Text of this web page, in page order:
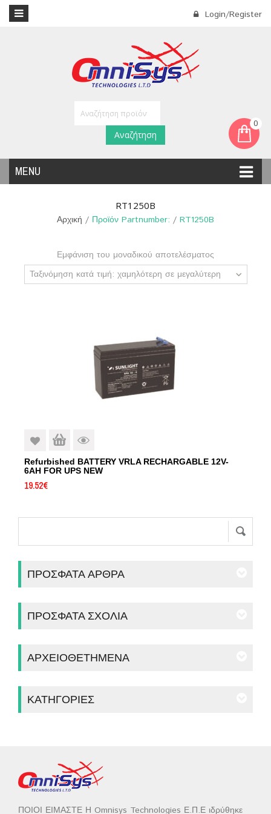
Login/Register
0
MENU
Αναζήτηση
RT1250B
Αρχική / Προϊόν Partnumber: / RT1250B
Εμφάνιση του μοναδικού αποτελέσματος
Ταξινόμηση κατά τιμή: χαμηλότερη σε μεγαλύτερη
Refurbished BATTERY VRLA RECHARGABLE 12V-
6AH FOR UPS NEW
19.52€
ΠΡΌΣΦΑΤΑ ΆΡΘΡΑ
ΠΡΌΣΦΑΤΑ ΣΧΌΛΙΑ
ΑΡΧΕΙΟΘΕΤΗΜΈΝΑ
ΚΑΤΗΓΟΡΊΕΣ
ΠΟΙΟΙ ΕΙΜΑΣΤΕ Η Omnisys Technologies Ε.Π.Ε ιδρύθηκε